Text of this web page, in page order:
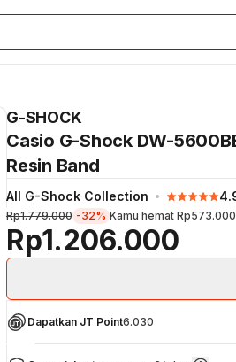
G-SHOCK
Casio G-Shock DW-
Resin Band
All G-Shock Collection
Rp1.206.000
Rp1.779.000 -32% Kamu hemat Rp573.000
Dapatkan JT Point6.030